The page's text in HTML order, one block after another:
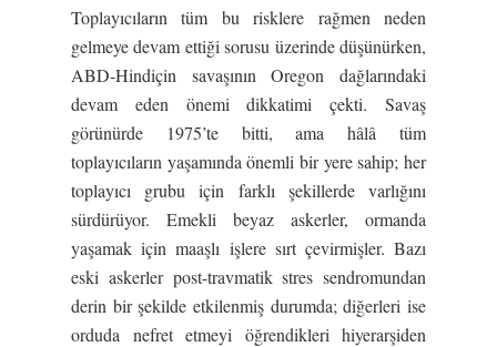
Toplayıcıların tüm bu risklere rağmen neden
gelmeye devam ettiği sorusu üzerinde düşünürken,
ABD-Hindiçin savaşının Oregon dağlarındaki
devam eden önemi dikkatimi çekti. Savaş
görünürde 1975’te bitti, ama hâlâ tüm
toplayıcıların yaşamında önemli bir yere sahip; her
toplayıcı grubu için farklı şekillerde varlığını
sürdürüyor. Emekli beyaz askerler, ormanda
yaşamak için maaşlı işlere sırt çevirmişler. Bazı
eski askerler post-travmatik stres sendromundan
derin bir şekilde etkilenmiş durumda; diğerleri ise
orduda nefret etmeyi öğrendikleri hiyerarşiden